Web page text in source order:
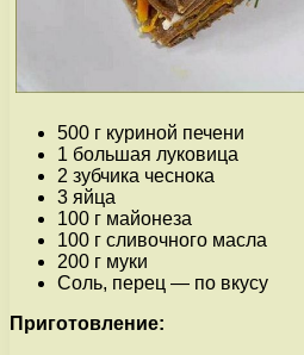
500 г куриной печени
1 большая луковица
2 зубчика чеснока
3 яйца
100 г майонеза
100 г сливочного масла
200 г муки
Соль, перец — по вкусу
Приготовление: